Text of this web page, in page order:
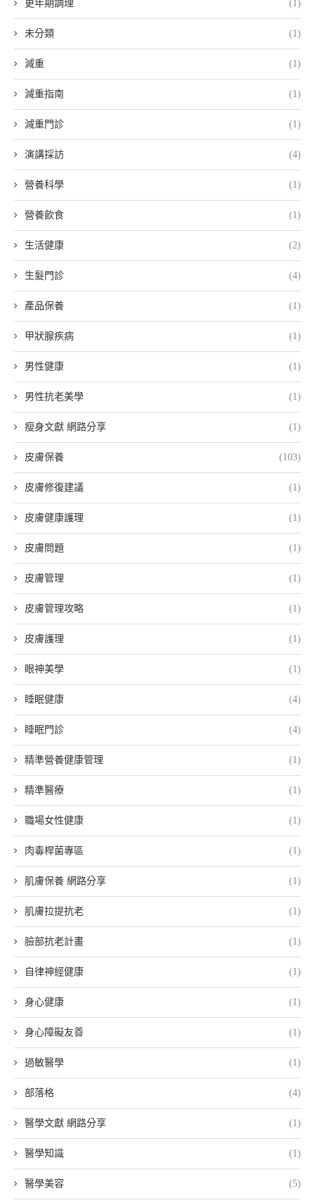
更年期調理 (1)
未分類 (1)
減重 (1)
減重指南 (1)
減重門診 (1)
演講採訪 (4)
營養科學 (1)
營養飲食 (1)
生活健康 (2)
生髮門診 (4)
產品保養 (1)
甲狀腺疾病 (1)
男性健康 (1)
男性抗老美學 (1)
瘦身文獻 網路分享 (1)
皮膚保養 (103)
皮膚修復建議 (1)
皮膚健康護理 (1)
皮膚問題 (1)
皮膚管理 (1)
皮膚管理攻略 (1)
皮膚護理 (1)
眼神美學 (1)
睡眠健康 (4)
睡眠門診 (4)
精準營養健康管理 (1)
精準醫療 (1)
職場女性健康 (1)
肉毒桿菌專區 (1)
肌膚保養 網路分享 (1)
肌膚拉提抗老 (1)
臉部抗老計畫 (1)
自律神經健康 (1)
身心健康 (1)
身心障礙友善 (1)
過敏醫學 (1)
部落格 (4)
醫學文獻 網路分享 (1)
醫學知識 (1)
醫學美容 (5)